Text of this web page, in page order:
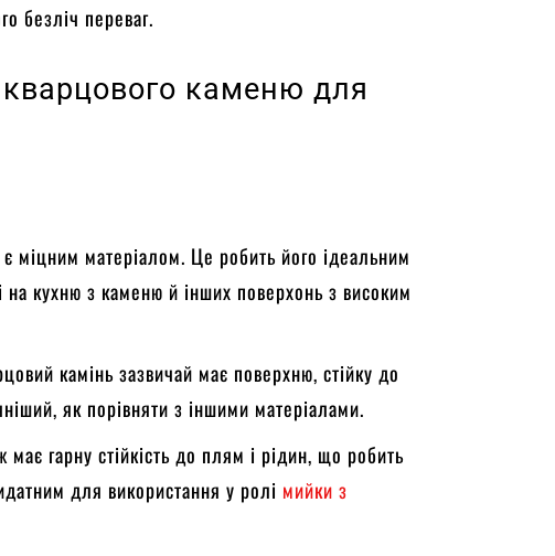
безліч переваг.
каменю для
міцним матеріалом. Це робить його ідеальним
на кухню з каменю й інших поверхонь з високим
камінь зазвичай має поверхню, стійку до
як порівняти з іншими матеріалами.
має гарну стійкість до плям і рідин, що робить
для використання у ролі мийки з